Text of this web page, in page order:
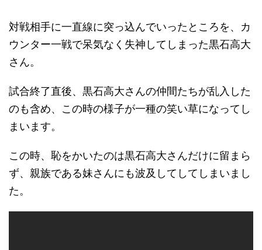
対戦相手に一直線に突っ込んでいったところを、カ
ウンター一戦で呆気なく失神してしまった黒石高大
さん。
試合終了直後、黒石高大さんの仲間たちが乱入した
のも含め、この時の様子が一種の笑い草になってし
まいます。
この時、恥をかいたのは黒石高大さんだけに留まら
ず、親族である妹さんにも波及してしてしまいまし
た。